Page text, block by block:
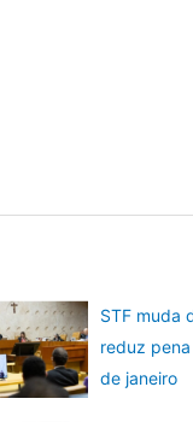
STF muda
reduz
de janeiro